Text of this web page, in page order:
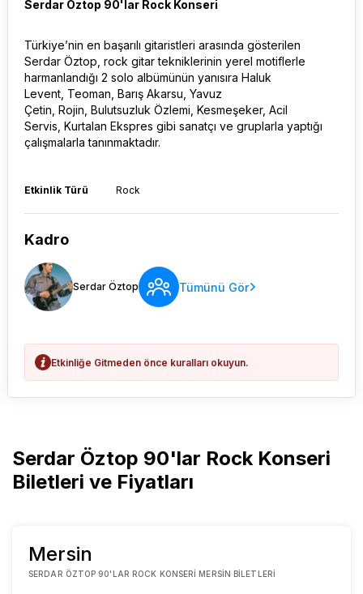
Serdar Öztop 90'lar Rock Konseri
Türkiye’nin en başarılı gitaristleri arasında gösterilen
Serdar Öztop, rock gitar tekniklerinin yerel motiflerle
harmanlandığı 2 solo albümünün yanısıra Haluk
Levent, Teoman, Barış Akarsu, Yavuz
Çetin, Rojin, Bulutsuzluk Özlemi, Kesmeşeker, Acil
Servis, Kurtalan Ekspres gibi sanatçı ve gruplarla yaptığı
çalışmalarla tanınmaktadır.
Etkinlik Türü Rock
Kadro
Serdar Öztop Tümünü Gör
Etkinliğe Gitmeden önce kuralları okuyun.
Serdar Öztop 90'lar Rock Konseri
Biletleri ve Fiyatları
Mersin
SERDAR ÖZTOP 90'LAR ROCK KONSERI MERSIN BILETLERI